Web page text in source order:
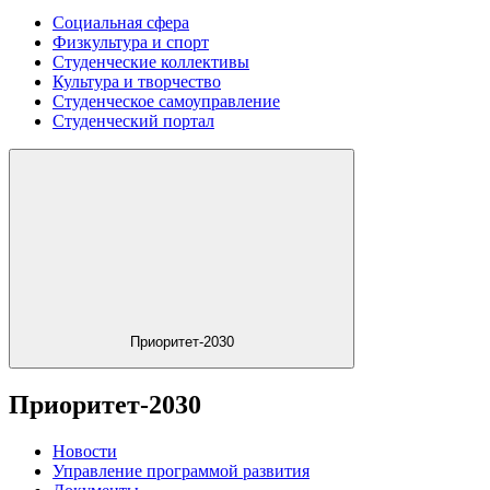
Социальная сфера
Физкультура и спорт
Студенческие коллективы
Культура и творчество
Студенческое самоуправление
Студенческий портал
Приоритет-2030
Приоритет-2030
Новости
Управление программой развития